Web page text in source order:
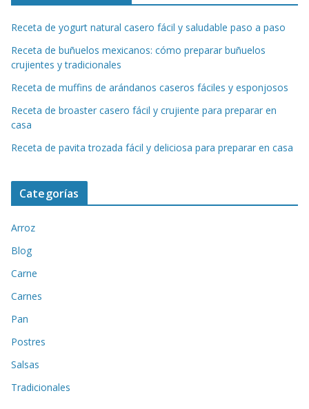
Receta de yogurt natural casero fácil y saludable paso a paso
Receta de buñuelos mexicanos: cómo preparar buñuelos
crujientes y tradicionales
Receta de muffins de arándanos caseros fáciles y esponjosos
Receta de broaster casero fácil y crujiente para preparar en
casa
Receta de pavita trozada fácil y deliciosa para preparar en casa
Categorías
Arroz
Blog
Carne
Carnes
Pan
Postres
Salsas
Tradicionales